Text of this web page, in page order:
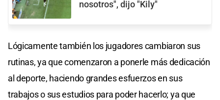
nosotros", dijo "Kily"
Lógicamente también los jugadores cambiaron sus
rutinas, ya que comenzaron a ponerle más dedicación
al deporte, haciendo grandes esfuerzos en sus
trabajos o sus estudios para poder hacerlo; ya que